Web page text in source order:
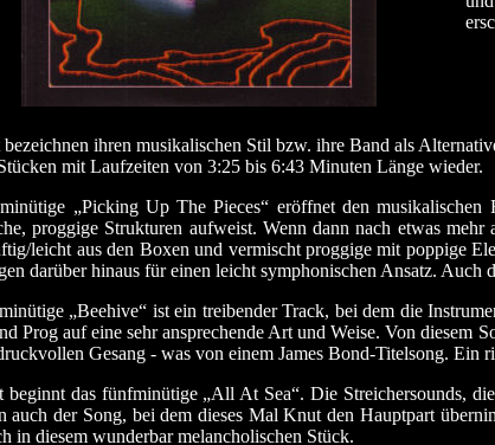
bezeichnen ihren musikalischen Stil bzw. ihre Band als
mit Laufzeiten von 3:25 bis 6:43 Minuten Länge wieder.
„Picking Up The Pieces“ eröffnet den
proggige Strukturen aufweist. Wenn dann nach etwas
leicht aus den Boxen und vermischt proggige mit poppige
darüber hinaus für einen leicht symphonischen Ansatz.
„Beehive“ ist ein treibender Track, bei dem die
Prog auf eine sehr ansprechende Art und Weise. Von diesem
Gesang - was von einem James Bond-Titelsong. Ein
beginnt das fünfminütige „All At Sea“. Die Streichersounds,
auch der Song, bei dem dieses Mal Knut den Hauptpart
in diesem wunderbar melancholischen Stück.